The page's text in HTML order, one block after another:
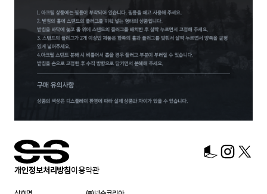
개인정보처리방침이용약관